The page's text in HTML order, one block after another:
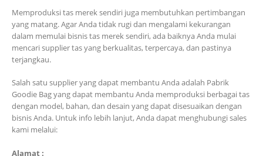
Memproduksi tas merek sendiri juga membutuhkan pertimbangan
yang matang. Agar Anda tidak rugi dan mengalami kekurangan
dalam memulai bisnis tas merek sendiri, ada baiknya Anda mulai
mencari supplier tas yang berkualitas, terpercaya, dan pastinya
terjangkau.
Salah satu supplier yang dapat membantu Anda adalah Pabrik
Goodie Bag yang dapat membantu Anda memproduksi berbagai tas
dengan model, bahan, dan desain yang dapat disesuaikan dengan
bisnis Anda. Untuk info lebih lanjut, Anda dapat menghubungi sales
kami melalui:
Alamat :